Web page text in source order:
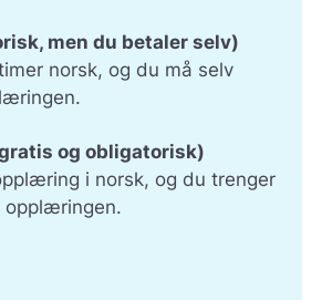
men du betaler selv)
norsk, og du må selv
og obligatorisk)
i norsk, og du trenger
opplæringen.